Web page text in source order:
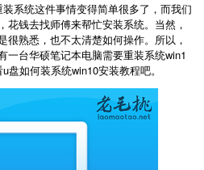
系统这件事情变得简单很多了，而我们
花钱去找师傅来帮忙安装系统。当然，
很熟悉，也不太清楚如何操作。所以，
一台华硕笔记本电脑需要重装系统win1
如何装系统win10安装教程吧。